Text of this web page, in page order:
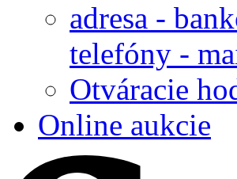
adresa -
telefóny -
Otváracie
Online aukcie